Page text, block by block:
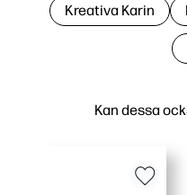
Kan dessa
Kreativa Karin